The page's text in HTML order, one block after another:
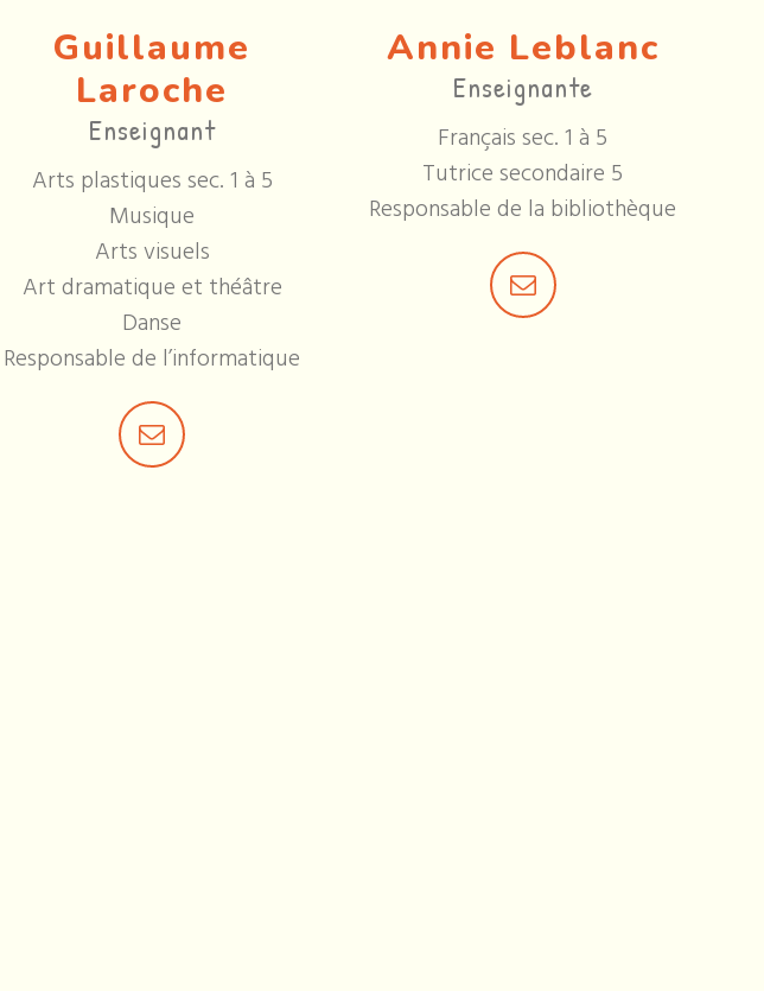
Guillaume
Laroche
Enseignant
Arts plastiques sec. 1 à 5
Musique
Arts visuels
Art dramatique et théâtre
Danse
Responsable de l’informatique
Annie Leblanc
Enseignante
Français sec. 1 à 5
Tutrice secondaire 5
Responsable de la bibliothèque